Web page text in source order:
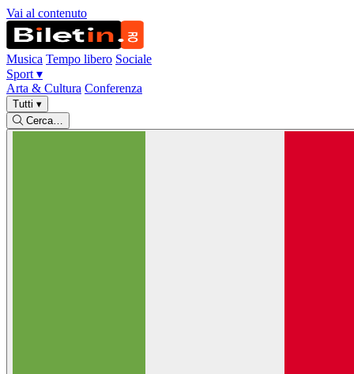
Vai al contenuto
Musica Tempo libero Sociale
Sport ▾
Arta & Cultura Conferenza
Tutti ▾
Cerca…